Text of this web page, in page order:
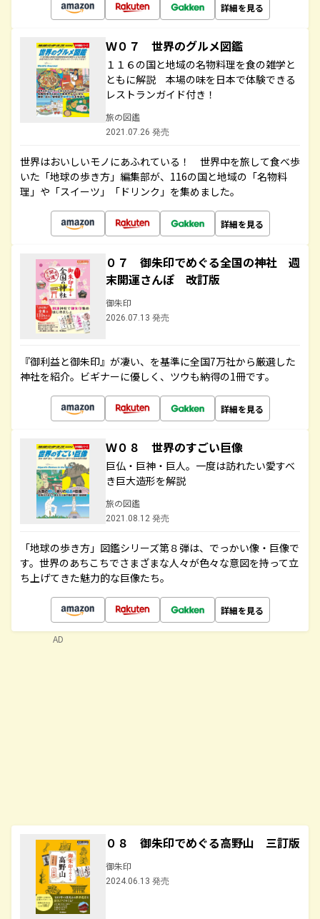
詳細を見る
Ｗ０７ 世界のグルメ図鑑
１１６の国と地域の名物料理を食の雑学と
ともに解説 本場の味を日本で体験できる
レストランガイド付き！
旅の図鑑
2021.07.26 発売
世界はおいしいモノにあふれている！ 世界中を旅して食べ歩
いた「地球の歩き方」編集部が、116の国と地域の「名物料
理」や「スイーツ」「ドリンク」を集めました。
詳細を見る
０７ 御朱印でめぐる全国の神社 週
末開運さんぽ 改訂版
御朱印
2026.07.13 発売
『御利益と御朱印』が凄い、を基準に全国7万社から厳選した
神社を紹介。ビギナーに優しく、ツウも納得の1冊です。
詳細を見る
Ｗ０８ 世界のすごい巨像
巨仏・巨神・巨人。一度は訪れたい愛すべ
き巨大造形を解説
旅の図鑑
2021.08.12 発売
「地球の歩き方」図鑑シリーズ第８弾は、でっかい像・巨像で
す。世界のあちこちでさまざまな人々が色々な意図を持って立
ち上げてきた魅力的な巨像たち。
詳細を見る
０８ 御朱印でめぐる高野山 三訂版
御朱印
2024.06.13 発売
AD